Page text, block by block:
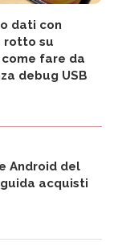
dati con
rotto su
fare da
debug USB
Android del
acquisti